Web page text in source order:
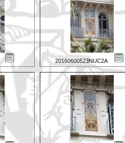
20160600523NUC2A